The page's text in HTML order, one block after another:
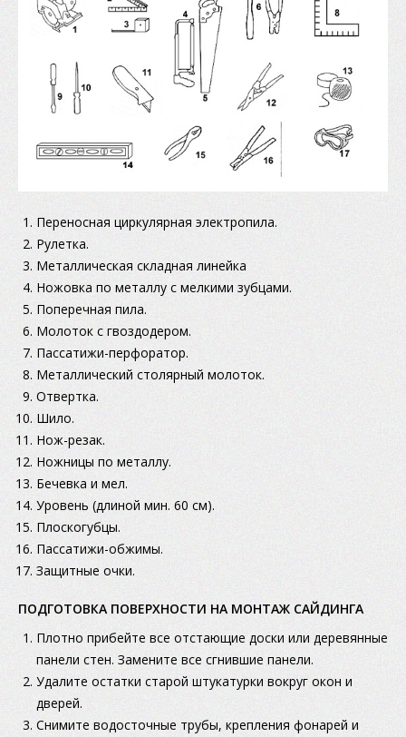
Переносная циркулярная электропила.
Рулетка.
Металлическая складная линейка
Ножовка по металлу с мелкими зубцами.
Поперечная пила.
Молоток с гвоздодером.
Пассатижи-перфоратор.
Металлический столярный молоток.
Отвертка.
Шило.
Нож-резак.
Ножницы по металлу.
Бечевка и мел.
Уровень (длиной мин. 60 см).
Плоскогубцы.
Пассатижи-обжимы.
Защитные очки.
ПОДГОТОВКА ПОВЕРХНОСТИ НА МОНТАЖ САЙДИНГА
Плотно прибейте все отстающие доски или деревянные
панели стен. Замените все cгнившие панели.
Удалите остатки старой штукатурки вокруг окон и
дверей.
Снимите водосточные трубы, крепления фонарей и